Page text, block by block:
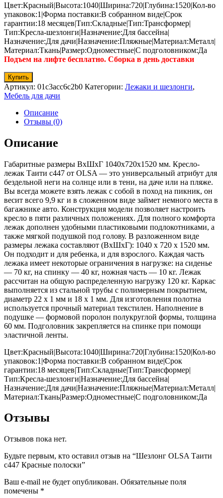
Цвет:Красный|Высота:1040|Ширина:720|Глубина:1520|Кол-во
упаковок:1|Форма поставки:В собранном виде|Срок
гарантии:18 месяцев|Тип:Складные|Тип:Трансформер|
Тип:Кресла-шезлонги|Назначение:Для бассейна|
Назначение:Для дачи|Назначение:Пляжные|Материал:Металл|
Материал:Ткань|Размер:Одноместные|С подголовником:Да
Подъем на лифте бесплатно. Сборка в день доставки
Купить
Артикул: 01c3acc6c2b0 Категории: Лежаки и шезлонги,
Мебель для дачи
Описание
Отзывы (0)
Описание
Габаритные размеры ВхШхГ 1040x720x1520 мм. Кресло-
лежак Таити c447 от OLSA — это универсальный атрибут для
бездельной неги на солнце или в тени, на даче или на пляже.
Вы всегда можете взять лежак с собой в поход на пикник, он
весит всего 9,9 кг и в сложенном виде займет немного места в
багажнике авто. Конструкция модели позволяет настроить
кресло в пяти различных положениях. Для полного комфорта
лежак дополнен удобными пластиковыми подлокотниками, а
также мягкой подушкой под голову. В разложенном виде
размеры лежака составляют (ВхШхГ): 1040 х 720 х 1520 мм.
Он подходит и для ребенка, и для взрослого. Каждая часть
лежака имеет некоторые ограничения в нагрузке: на сиденье
— 70 кг, на спинку — 40 кг, ножная часть — 10 кг. Лежак
рассчитан на общую распределенную нагрузку 120 кг. Каркас
выполняется из стальной трубы с полимерным покрытием,
диаметр 22 х 1 мм и 18 х 1 мм. Для изготовления полотна
используется прочный материал текстилен. Наполнение в
подушке — формовой поролон полукруглой формы, толщина
60 мм. Подголовник закрепляется на спинке при помощи
эластичной ленты.
Цвет:Красный|Высота:1040|Ширина:720|Глубина:1520|Кол-во
упаковок:1|Форма поставки:В собранном виде|Срок
гарантии:18 месяцев|Тип:Складные|Тип:Трансформер|
Тип:Кресла-шезлонги|Назначение:Для бассейна|
Назначение:Для дачи|Назначение:Пляжные|Материал:Металл|
Материал:Ткань|Размер:Одноместные|С подголовником:Да
Отзывы
Отзывов пока нет.
Будьте первым, кто оставил отзыв на “Шезлонг OLSA Таити
c447 Красные полоски”
Ваш e-mail не будет опубликован. Обязательные поля
помечены *